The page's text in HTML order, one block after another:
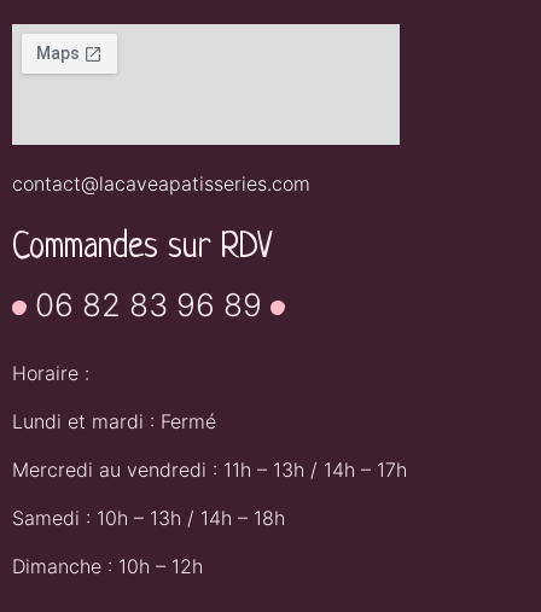
contact@lacaveapatisseries.com
Commandes sur RDV
06 82 83 96 89
Horaire :
Lundi et mardi : Fermé
Mercredi au vendredi : 11h – 13h / 14h – 17h
Samedi : 10h – 13h / 14h – 18h
Dimanche : 10h – 12h